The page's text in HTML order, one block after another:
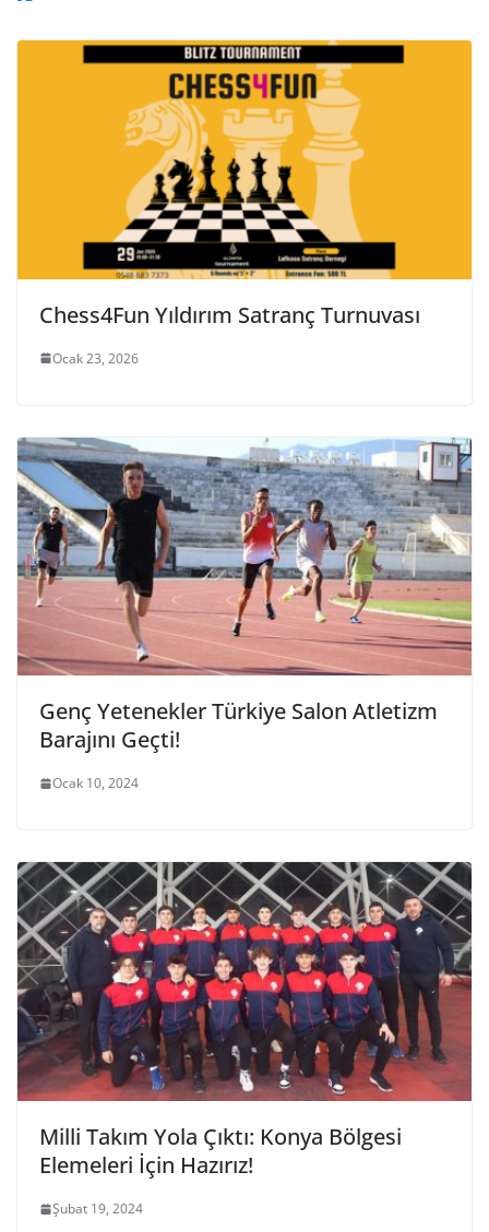
Chess4Fun Yıldırım Satranç Turnuvası
Ocak 23, 2026
Genç Yetenekler Türkiye Salon Atletizm
Barajını Geçti!
Ocak 10, 2024
Milli Takım Yola Çıktı: Konya Bölgesi
Elemeleri İçin Hazırız!
Şubat 19, 2024